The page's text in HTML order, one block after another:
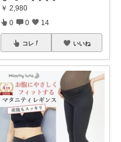
￥ 2,980
0 0 14
コレ いいね